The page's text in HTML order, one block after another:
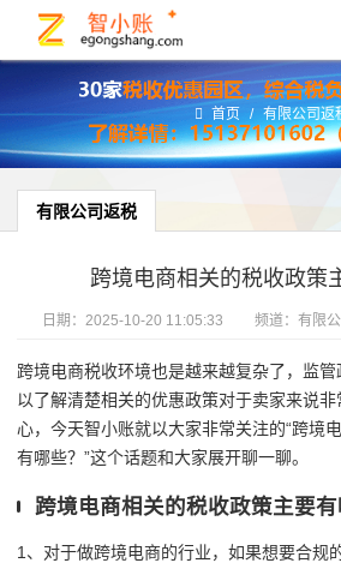
首页 / 有限公司返
有限公司返税
跨境电商相关的税收政策
日期： 2025-10-20 11:05:33 频道： 有限
跨境电商税收环境也是越来越复杂了，监
以了解清楚相关的优惠政策对于卖家来说
心，今天智小账就以大家非常关注的“跨境
有哪些？”这个话题和大家展开聊一聊。
跨境电商相关的税收政策主要有
1、对于做跨境电商的行业，如果想要合规